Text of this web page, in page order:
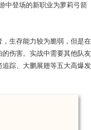
中登场的新职业为萝莉弓箭
生存能力较为脆弱，但是在
伤害。实战中需要其他队友
踪、大鹏展翅等五大高爆发